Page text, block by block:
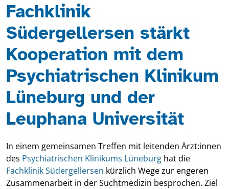
Fachklinik
Südergellersen stärkt
Kooperation mit dem
Psychiatrischen Klinikum
Lüneburg und der
Leuphana Universität
In einem gemeinsamen Treffen mit leitenden Ärzt:innen
des Psychiatrischen Klinikums Lüneburg hat die
Fachklinik Südergellersen kürzlich Wege zur engeren
Zusammenarbeit in der Suchtmedizin besprochen. Ziel